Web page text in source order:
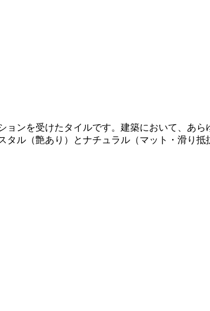
ンを受けたタイルです。建築において、あ
ル（艶あり）とナチュラル（マット・滑り